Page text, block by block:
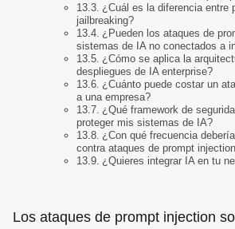
¿Cuál es la diferencia entre
jailbreaking?
¿Pueden los ataques de
sistemas de IA no conectados a
¿Cómo se aplica la
despliegues de IA enterprise?
¿Cuánto puede costar un
a una empresa?
¿Qué framework de
proteger mis sistemas de IA?
¿Con qué frecuencia
contra ataques de prompt
¿Quieres integrar IA en tu
Los ataques de prompt injection